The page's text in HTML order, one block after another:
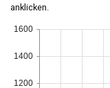
anklicken.
1200
1400
1600